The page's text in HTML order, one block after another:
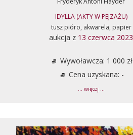
IDYLLA (AKTY W PEJZAŻU)
tusz pióro, akwarela, papier
aukcja z 13 czerwca 2023
Wywoławcza: 1 000 zł
Cena uzyskana: -
... więcej ...